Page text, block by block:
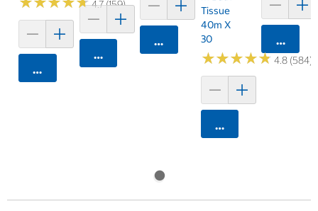
4.7 (159)
카트에 담기
카트에 담기
카트에 담기
Tissue
40m X
30
★★★★★
★★★★★4.8 (584)
카트에 담기
카트에